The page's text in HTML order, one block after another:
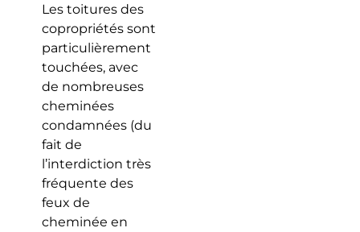
Les toitures des
copropriétés sont
particulièrement
touchées, avec
de nombreuses
cheminées
condamnées (du
fait de
l’interdiction très
fréquente des
feux de
cheminée en